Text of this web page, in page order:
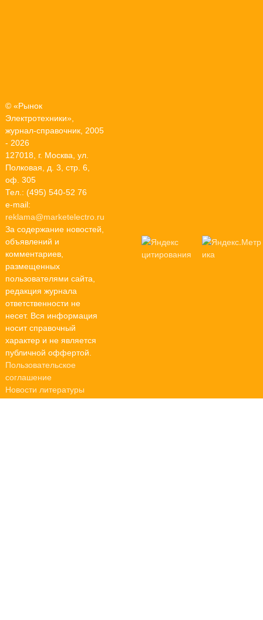
© «Рынок
Электротехники»,
журнал-справочник, 2005
- 2026
127018, г. Москва, ул.
Полковая, д. 3, стр. 6,
оф. 305
Тел.: (495) 540-52 76
e-mail:
reklama@marketelectro.ru
За содержание новостей,
объявлений и
комментариев,
размещенных
пользователями сайта,
редакция журнала
ответственности не
несет. Вся информация
носит справочный
характер и не является
публичной оффертой.
Пользовательское
соглашение
Новости литературы